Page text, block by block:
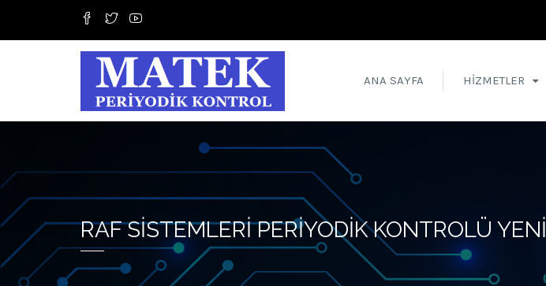
ANA SAYFA HIZMETLER
RAF SISTEMLERI PERIYODIK KONTROLÜ YENI